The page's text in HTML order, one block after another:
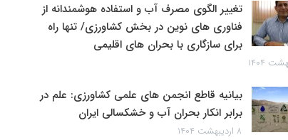
تغییر الگوی مصرف آب و استفاده هوشمندانه از
فناوری های نوین در بخش کشاورزی/ تنها راه
برای سازگاری با بحران های اقلیمی
بیانیه قاطع انجمن های علمی کشاورزی: علم در
برابر انکار بحران آب و خشکسالی ایران
۸ اردیبهشت ۱۴۰۴